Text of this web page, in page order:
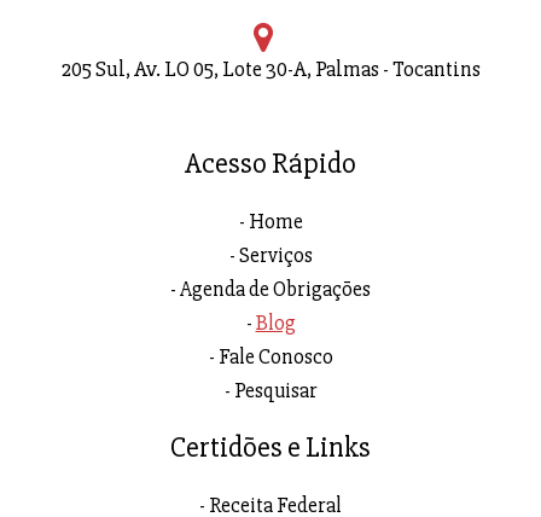
205 Sul, Av. LO 05, Lote 30-A, Palmas - Tocantins
Acesso Rápido
Home
Serviços
Agenda de Obrigações
Blog
Fale Conosco
Pesquisar
Certidões e Links
Receita Federal